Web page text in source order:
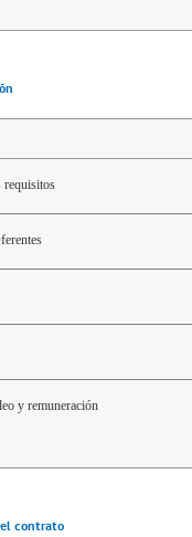
requisitos
y remuneración
contrato